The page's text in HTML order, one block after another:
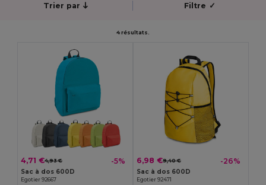
Trier par Filtre ✓
4 résultats.
4,71 €4,93 € -5%
Sac à dos 600D
Egotier 92667
6,98 €9,40 € -26%
Sac à dos 600D
Egotier 92471